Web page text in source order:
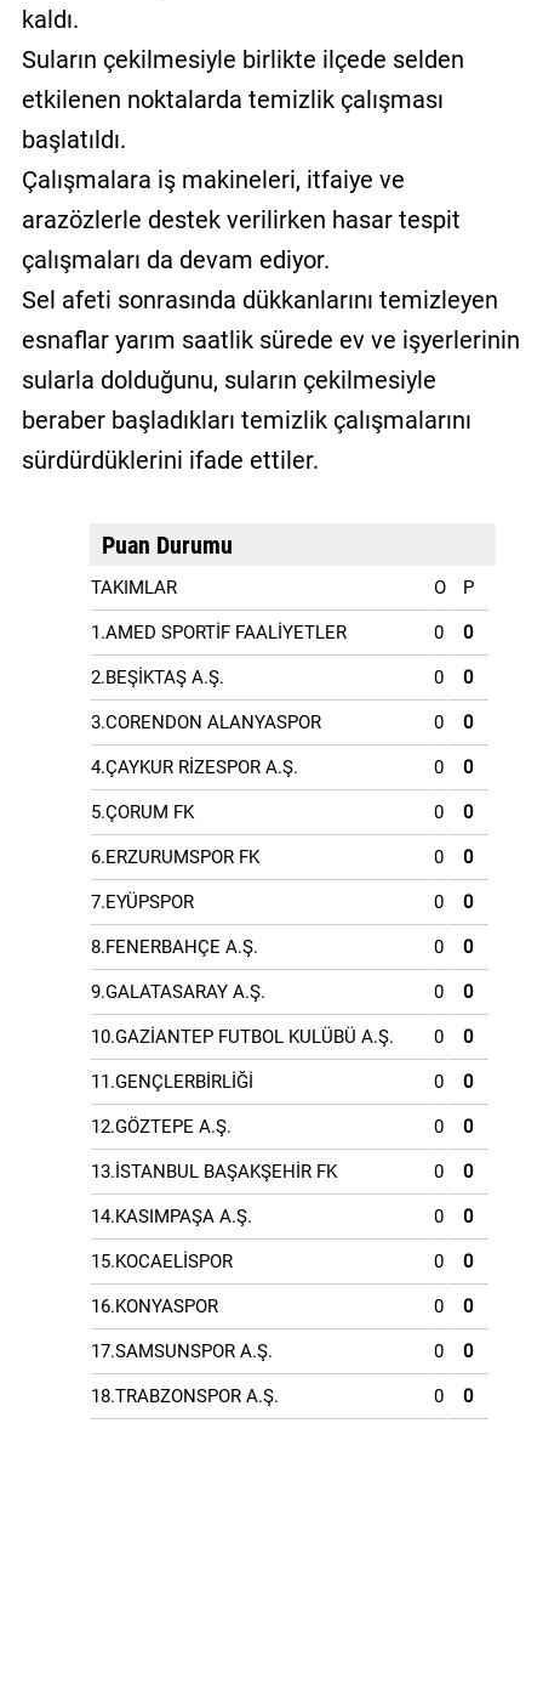
kaldı.
Suların çekilmesiyle birlikte ilçede selden
etkilenen noktalarda temizlik çalışması
başlatıldı.
Çalışmalara iş makineleri, itfaiye ve
arazözlerle destek verilirken hasar tespit
çalışmaları da devam ediyor.
Sel afeti sonrasında dükkanlarını temizleyen
esnaflar yarım saatlik sürede ev ve işyerlerinin
sularla dolduğunu, suların çekilmesiyle
beraber başladıkları temizlik çalışmalarını
sürdürdüklerini ifade ettiler.
Puan Durumu
TAKIMLAR O P
1.AMED SPORTİF FAALİYETLER 0 0
2.BEŞİKTAŞ A.Ş. 0 0
3.CORENDON ALANYASPOR 0 0
4.ÇAYKUR RİZESPOR A.Ş. 0 0
5.ÇORUM FK 0 0
6.ERZURUMSPOR FK 0 0
7.EYÜPSPOR 0 0
8.FENERBAHÇE A.Ş. 0 0
9.GALATASARAY A.Ş. 0 0
10.GAZİANTEP FUTBOL KULÜBÜ A.Ş. 0 0
11.GENÇLERBİRLİĞİ 0 0
12.GÖZTEPE A.Ş. 0 0
13.İSTANBUL BAŞAKŞEHİR FK 0 0
14.KASIMPAŞA A.Ş. 0 0
15.KOCAELİSPOR 0 0
16.KONYASPOR 0 0
17.SAMSUNSPOR A.Ş. 0 0
18.TRABZONSPOR A.Ş. 0 0